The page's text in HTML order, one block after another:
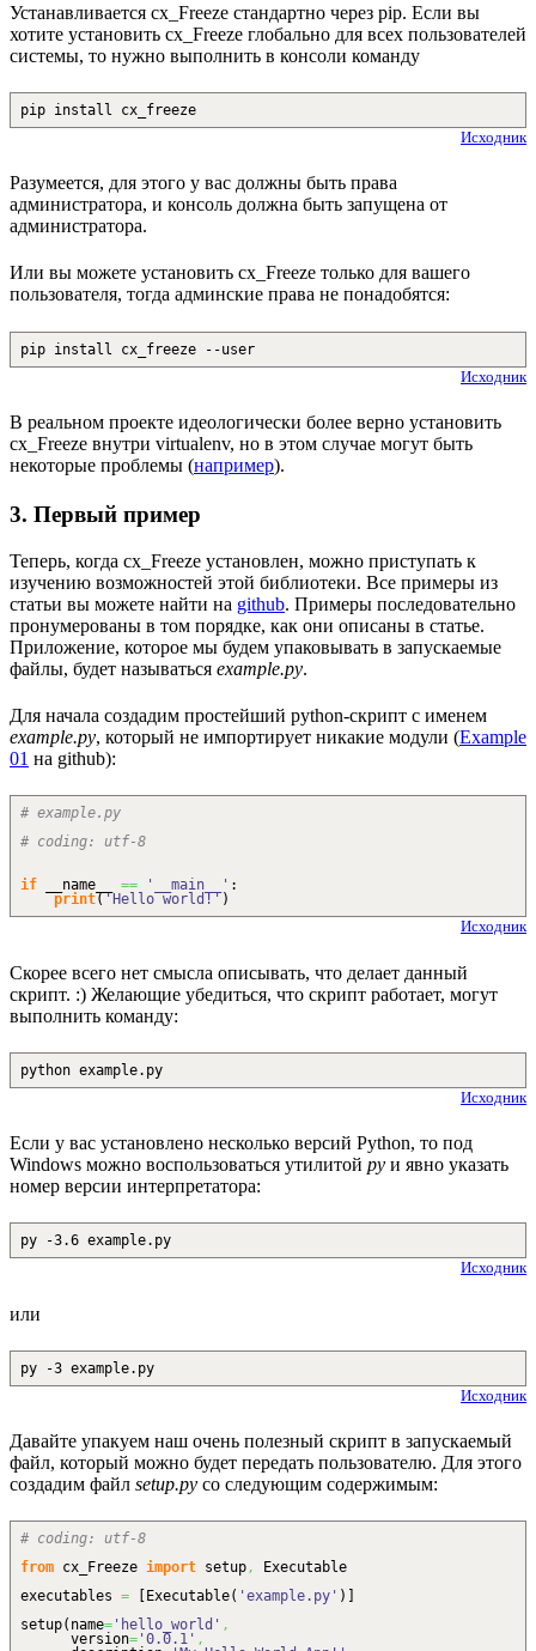
Устанавливается cx_Freeze стандартно через pip. Если вы
хотите установить cx_Freeze глобально для всех пользователей
системы, то нужно выполнить в консоли команду
pip install cx_freeze
Исходник
Разумеется, для этого у вас должны быть права
администратора, и консоль должна быть запущена от
администратора.
Или вы можете установить cx_Freeze только для вашего
пользователя, тогда админские права не понадобятся:
pip install cx_freeze --user
Исходник
В реальном проекте идеологически более верно установить
cx_Freeze внутри virtualenv, но в этом случае могут быть
некоторые проблемы (например).
3. Первый пример
Теперь, когда cx_Freeze установлен, можно приступать к
изучению возможностей этой библиотеки. Все примеры из
статьи вы можете найти на github. Примеры последовательно
пронумерованы в том порядке, как они описаны в статье.
Приложение, которое мы будем упаковывать в запускаемые
файлы, будет называться example.py.
Для начала создадим простейший python-скрипт с именем
example.py, который не импортирует никакие модули (Example
01 на github):
# example.py
# coding: utf-8
if __name__ == '__main__' :
print( 'Hello world!' )
Исходник
Скорее всего нет смысла описывать, что делает данный
скрипт. :) Желающие убедиться, что скрипт работает, могут
выполнить команду:
python example.py
Исходник
Если у вас установлено несколько версий Python, то под
Windows можно воспользоваться утилитой py и явно указать
номер версии интерпретатора:
py -3.6 example.py
Исходник
или
py -3 example.py
Исходник
Давайте упакуем наш очень полезный скрипт в запускаемый
файл, который можно будет передать пользователю. Для этого
создадим файл setup.py со следующим содержимым:
# coding: utf-8
from cx_Freeze import setup,
Executable
executables = Executable( 'example.py' )
setup( name= 'hello_world' ,
version= '0.0.1' ,